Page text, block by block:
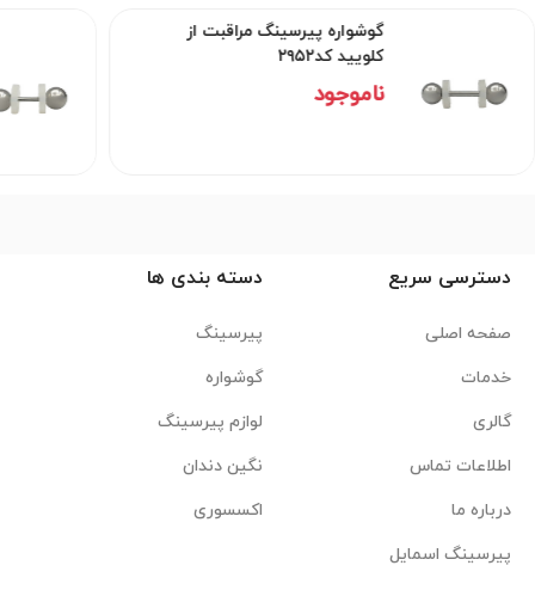
گوشواره پیرسینگ مراقبت از
کلویید کد۲۹۵۲
ناموجود
دسترسی سریع
صفحه اصلی
خدمات
گالری
اطلاعات تماس
درباره ما
پیرسینگ اسمایل
دسته بندی ها
پیرسینگ
گوشواره
لوازم پیرسینگ
نگین دندان
اکسسوری